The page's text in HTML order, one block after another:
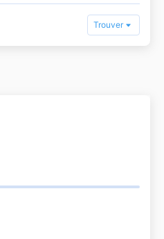
Trouver